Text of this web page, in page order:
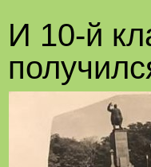
И 10-й